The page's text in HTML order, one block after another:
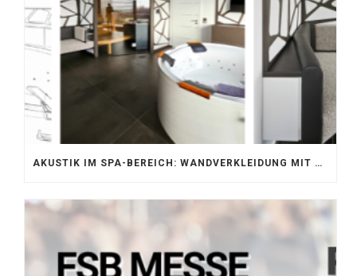
AKUSTIK IM SPA-BEREICH: WANDVERKLEIDUNG MIT SILENTPROTECT CORE